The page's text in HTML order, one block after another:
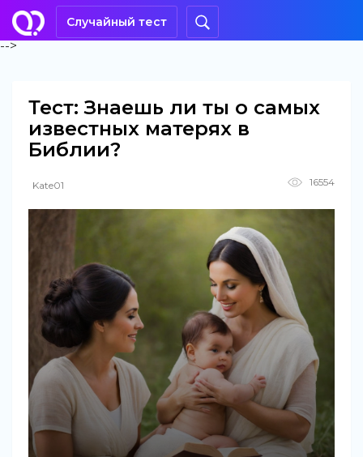
Случайный тест
-->
Тест: Знаешь ли ты о самых
известных матерях в
Библии?
Kate01 16554